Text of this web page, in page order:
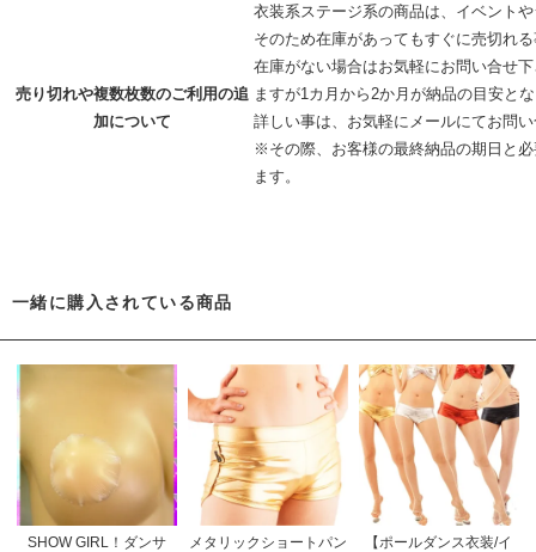
売り切れや複数枚数のご利用の追
加について
衣装系ステージ系の商品は、イベント
そのため在庫があってもすぐに売切れ
在庫がない場合はお気軽にお問い合せ
ますが1カ月から2か月が納品の目安と
詳しい事は、お気軽に メールにてお問
※その際、お客様の最終納品の期日と
ます。
一緒に購入されている商品
SHOW GIRL！ダンサ メタリックショートパン 【ポールダンス衣装/イ